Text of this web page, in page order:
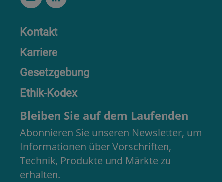
Kontakt
Karriere
Gesetzgebung
Ethik-Kodex
Bleiben Sie auf dem Laufenden
Abonnieren Sie unseren Newsletter, um
Informationen über Vorschriften,
Technik, Produkte und Märkte zu
erhalten.